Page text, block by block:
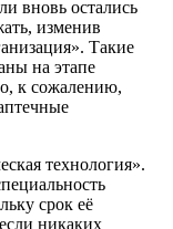
вновь остались
изменив
Такие
на этапе
к сожалению,
технология».
срок её
никаких